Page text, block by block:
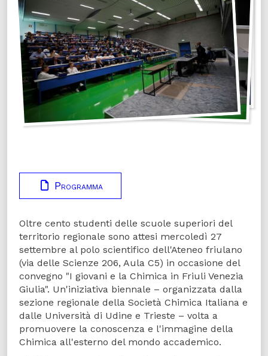
Programma
Oltre cento studenti delle scuole superiori del
territorio regionale sono attesi mercoledì 27
settembre al polo scientifico dell'Ateneo friulano
(via delle Scienze 206, Aula C5) in occasione del
convegno "I giovani e la Chimica in Friuli Venezia
Giulia". Un'iniziativa biennale – organizzata dalla
sezione regionale della Società Chimica Italiana e
dalle Università di Udine e Trieste – volta a
promuovere la conoscenza e l'immagine della
Chimica all'esterno del mondo accademico.